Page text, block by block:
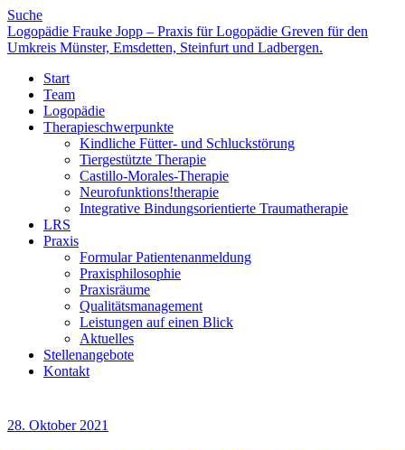
Suche
Logopädie Frauke Jopp – Praxis für Logopädie Greven für den
Umkreis Münster, Emsdetten, Steinfurt und Ladbergen.
Start
Team
Logopädie
Therapieschwerpunkte
Kindliche Fütter- und Schluckstörung
Tiergestützte Therapie
Castillo-Morales-Therapie
Neurofunktions!therapie
Integrative Bindungsorientierte Traumatherapie
LRS
Praxis
Formular Patientenanmeldung
Praxisphilosophie
Praxisräume
Qualitätsmanagement
Leistungen auf einen Blick
Aktuelles
Stellenangebote
Kontakt
28. Oktober 2021